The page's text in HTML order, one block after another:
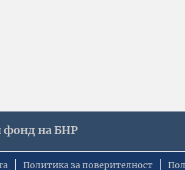
фонд на БНР
Политика за поверителност